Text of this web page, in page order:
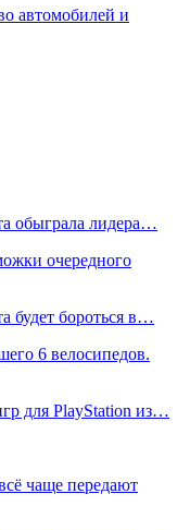
автомобилей и
обыграла лидера…
очередного
будет бороться в…
6 велосипедов.
для PlayStation из…
чаще передают